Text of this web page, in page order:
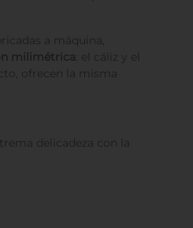
a máquina,
milimétrica: el cáliz y el
ofrecen la misma
delicadeza con la